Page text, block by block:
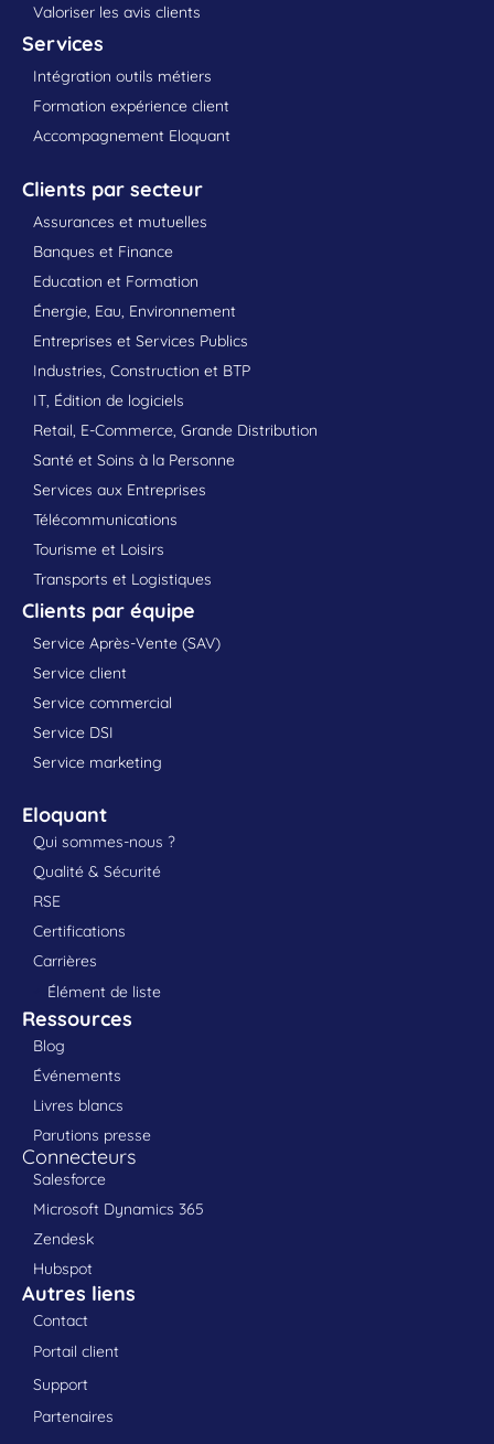
Valoriser les avis clients
Services
Intégration outils métiers
Formation expérience client
Accompagnement Eloquant
Clients par secteur
Assurances et mutuelles
Banques et Finance
Education et Formation
Énergie, Eau, Environnement
Entreprises et Services Publics
Industries, Construction et BTP
IT, Édition de logiciels
Retail, E-Commerce, Grande Distribution
Santé et Soins à la Personne
Services aux Entreprises
Télécommunications
Tourisme et Loisirs
Transports et Logistiques
Clients par équipe
Service Après-Vente (SAV)
Service client
Service commercial
Service DSI
Service marketing
Eloquant
Qui sommes-nous ?
Qualité & Sécurité
RSE
Certifications
Carrières
Élément de liste
Ressources
Blog
Événements
Livres blancs
Parutions presse
Connecteurs
Salesforce
Microsoft Dynamics 365
Zendesk
Hubspot
Autres liens
Contact
Portail client
Support
Partenaires